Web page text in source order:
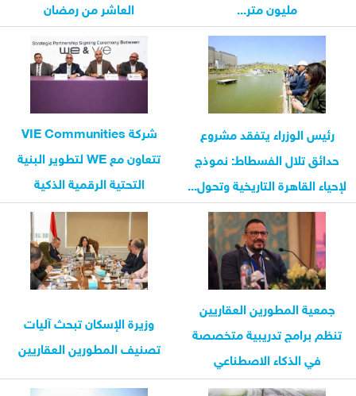
مليون متر... العاشر من رمضان
رئيس الوزراء يتفقد مشروع
حدائق تلال الفسطاط: نموذج
لإحياء القاهرة التاريخية وتحول...
شركة VIE Communities
تتعاون مع WE لتطوير البنية
التحتية الرقمية الذكية
لمشروعاتها...
جمعية المطورين العقاريين
تنظم برامج تدريبية متخصصة
في الذكاء الاصطناعي
والمبيعات لدعم...
وزيرة الإسكان تبحث آليات
تصنيف المطورين العقاريين